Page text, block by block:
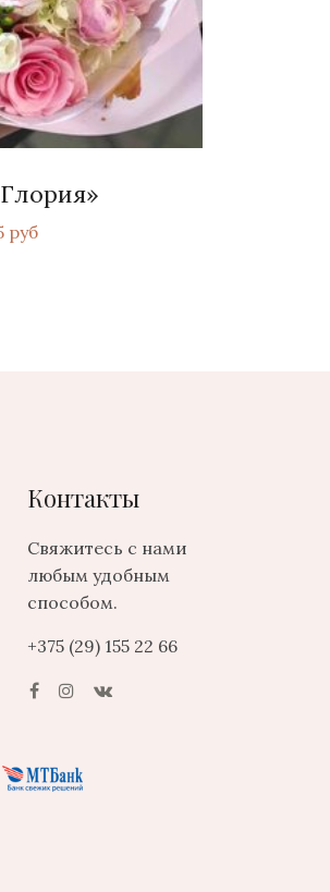
руб
Контакты
Свяжитесь с нами
любым удобным
способом.
+375 (29) 155 22 66